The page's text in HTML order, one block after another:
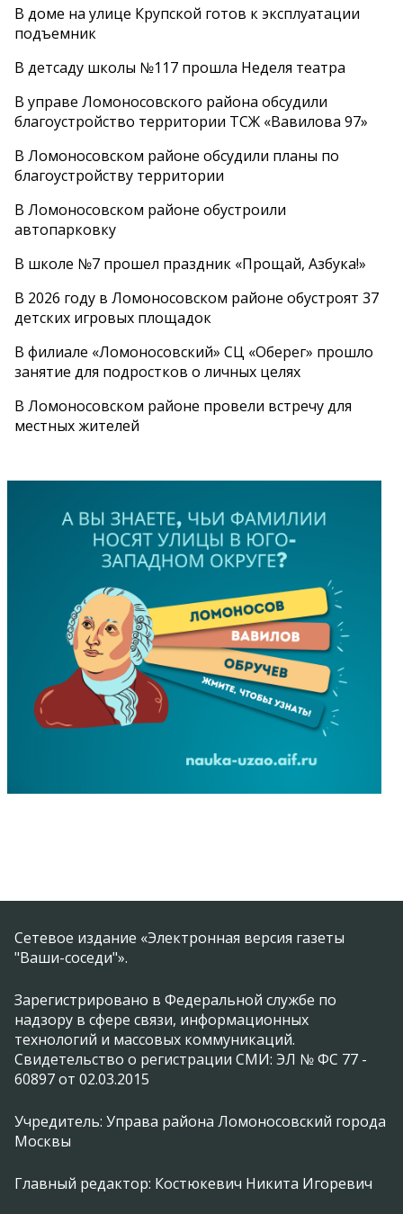
В доме на улице Крупской готов к эксплуатации
подъемник
В детсаду школы №117 прошла Неделя театра
В управе Ломоносовского района обсудили
благоустройство территории ТСЖ «Вавилова 97»
В Ломоносовском районе обсудили планы по
благоустройству территории
В Ломоносовском районе обустроили
автопарковку
В школе №7 прошел праздник «Прощай, Азбука!»
В 2026 году в Ломоносовском районе обустроят 37
детских игровых площадок
В филиале «Ломоносовский» СЦ «Оберег» прошло
занятие для подростков о личных целях
В Ломоносовском районе провели встречу для
местных жителей
Сетевое издание «Электронная версия газеты
"Ваши-соседи"».
Зарегистрировано в Федеральной службе по
надзору в сфере связи, информационных
технологий и массовых коммуникаций.
Свидетельство о регистрации СМИ: ЭЛ № ФС 77 -
60897 от 02.03.2015
Учредитель: Управа района Ломоносовский города
Москвы
Главный редактор: Костюкевич Никита Игоревич